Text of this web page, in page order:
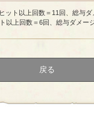
ット以上回数＝11回、総与
以上回数＝6回、総与ダメー
戻る